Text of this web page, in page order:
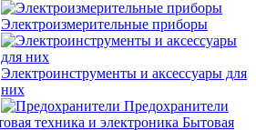
Электроизмерительные приборы
Электроинструменты и аксессуары для
них
Предохранители
Бытовая